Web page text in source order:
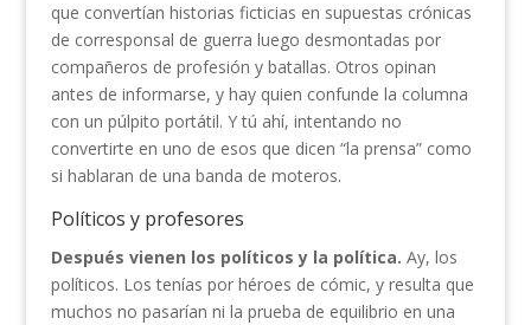
que convertían historias ficticias en supuestas crónicas
de corresponsal de guerra luego desmontadas por
compañeros de profesión y batallas. Otros opinan
antes de informarse, y hay quien confunde la columna
con un púlpito portátil. Y tú ahí, intentando no
convertirte en uno de esos que dicen “la prensa” como
si hablaran de una banda de moteros.
Políticos y profesores
Después vienen los políticos y la política. Ay, los
políticos. Los tenías por héroes de cómic, y resulta que
muchos no pasarían ni la prueba de equilibrio en una